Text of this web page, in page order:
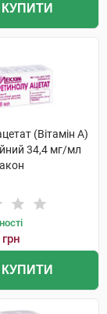
(Вітамін A)
34,4 мг/мл
грн